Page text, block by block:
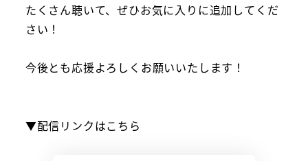
たくさん聴いて、ぜひお気に入りに追加してくだ
さい！
今後とも応援よろしくお願いいたします！
▼配信リンクはこちら